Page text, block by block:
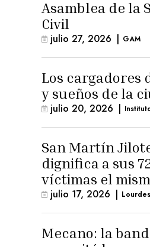
Asamblea de la
Civil
julio 27, 2026 | GAM
Los cargadores
y sueños de la
julio 20, 2026 |
San Martín
dignifica a sus
víctimas el
que Benedicto
logra arresto
domiciliario
julio 17, 2026 |
Mecano: la